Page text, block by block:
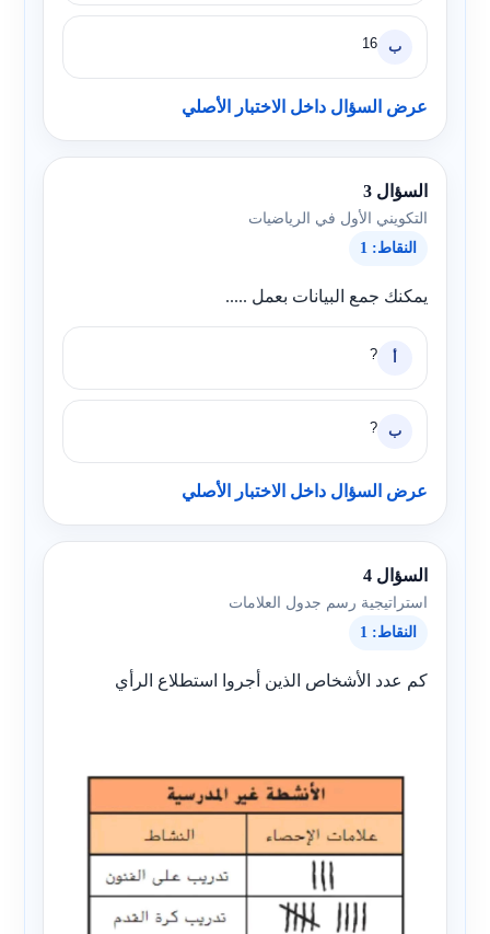
ب 16
عرض السؤال داخل الاختبار الأصلي
السؤال 3
التكويني الأول في الرياضيات
النقاط: 1
يمكنك جمع البيانات بعمل .....
?
ب ?
عرض السؤال داخل الاختبار الأصلي
السؤال 4
استراتيجية رسم جدول العلامات
النقاط: 1
كم عدد الأشخاص الذين أجروا استطلاع الرأي